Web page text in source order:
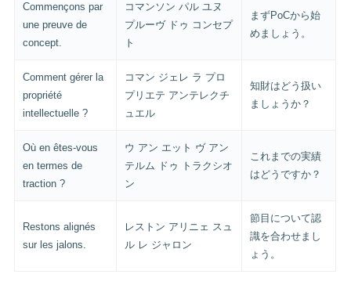
Commençons par
une preuve de
concept.
コマンソン パル ユヌ
プルーヴ ドゥ コンセプ
ト
まずPoCから始
めましょう。
Comment gérer la
propriété
intellectuelle ?
コマン ジェレ ラ プロ
プリエテ アンテレクチ
ュエル
知財はどう扱い
ましょうか？
Où en êtes-vous
en termes de
traction ?
ウ アン エット ヴ アン
テルム ドゥ トラクシオ
ン
これまでの実績
はどうですか？
Restons alignés
sur les jalons.
レストン アリニェ スュ
ル レ ジャロン
節目について認
識を合わせまし
ょう。